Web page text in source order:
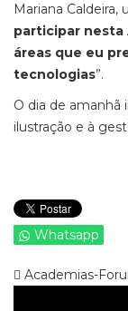
Mariana Caldeira,
participar nesta
áreas que eu
tecnologias”.
O dia de amanhã
ilustração e à
Whatsapp
Academias-